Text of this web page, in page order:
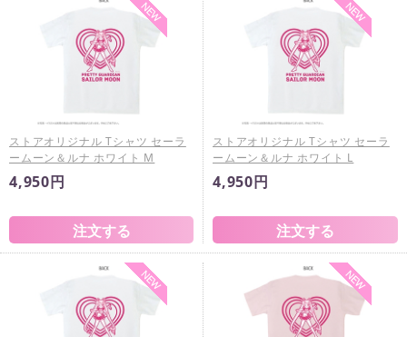
ストアオリジナル Tシャツ セーラ
ームーン＆ルナ ホワイト M
4,950円
ストアオリジナル Tシャツ セーラ
ームーン＆ルナ ホワイト L
4,950円